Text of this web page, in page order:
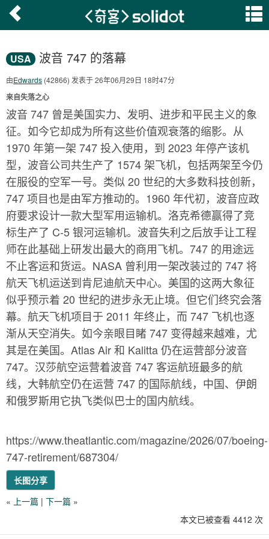
USA 波音 747 的落幕
由Edwards (42866) 发表于 26年06月29日 18时47分
来自失落之心
波音 747 曾是美国实力、发明、进步和平民主义的象
征。如今它却成为所有这些价值观衰落的缩影。从
1970 年第一架 747 投入使用，到 2023 年停产该机
型，波音公司共生产了 1574 架飞机，包括两架至今仍
在服役的空军一号。类似 20 世纪的大多数科技创新，
747 项目也是由军方推动的。1960 年代初，波音应政
府要求设计一款大型军用运输机。洛克希德赢得了竞
标生产了 C-5 银河运输机。波音失利之后放手让工程
师在此基础上研发出最大的商用飞机。747 的用途远
不止客运和货运。NASA 曾利用一架改装过的 747 将
航天飞机运送到肯尼迪航天中心。美国的这两大象征
似乎预示着 20 世纪的进步永无止境。但它们终究会落
幕。航天飞机项目于 2011 年终止，而 747 飞机也逐
渐从天空消失。如今亲眼目睹 747 变得越来越难，尤
其是在美国。Atlas Air 和 Kalitta 仍在运营部分波音
747。汉莎航空运营着波音 747 客运航班最多的航
线，大韩航空仍在运营 747 的国际航线，中国、伊朗
和俄罗斯用它执飞类似巴士的国内航线。
https://www.theatlantic.com/magazine/2026/07/boeing-
747-retirement/687304/
长图分享
« 上一篇 | 下一篇 »
本文已被查看 4412 次